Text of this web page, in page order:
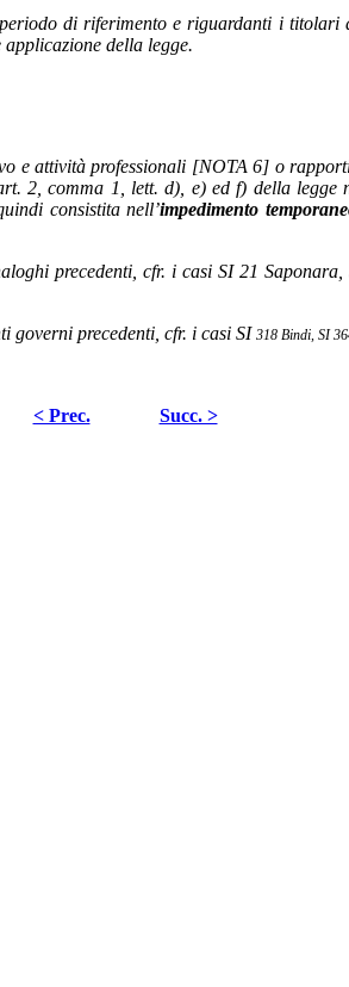
di riferimento e riguardanti i
della legge.
e attività professionali [NOTA 6] o
2, comma 1, lett. d), e) ed f) della
consistita nell’impedimento
precedenti, cfr. i casi SI 21
governi precedenti, cfr. i casi SI 318 Bindi, SI
< Prec. Succ. >